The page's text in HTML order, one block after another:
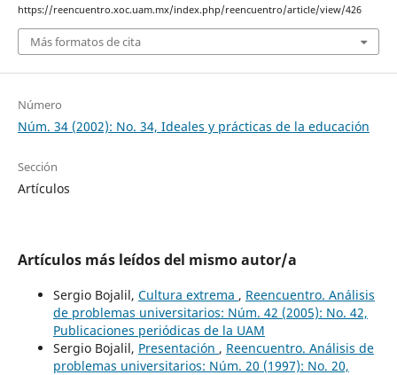
https://reencuentro.xoc.uam.mx/index.php/reencuentro/article/view/426
Más formatos de cita
Número
Núm. 34 (2002): No. 34, Ideales y prácticas de la educación
Sección
Artículos
Artículos más leídos del mismo autor/a
Sergio Bojalil, Cultura extrema , Reencuentro. Análisis
de problemas universitarios: Núm. 42 (2005): No. 42,
Publicaciones periódicas de la UAM
Sergio Bojalil, Presentación , Reencuentro. Análisis de
problemas universitarios: Núm. 20 (1997): No. 20,